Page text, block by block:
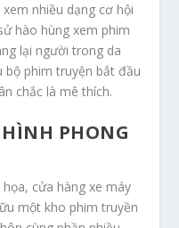
nhiều dạng cơ hội
hào hùng xem phim
lại người trong da
bộ phim truyện bắt đầu
chắc là mê thích.
PHONG
cửa hàng xe máy
một kho phim truyền